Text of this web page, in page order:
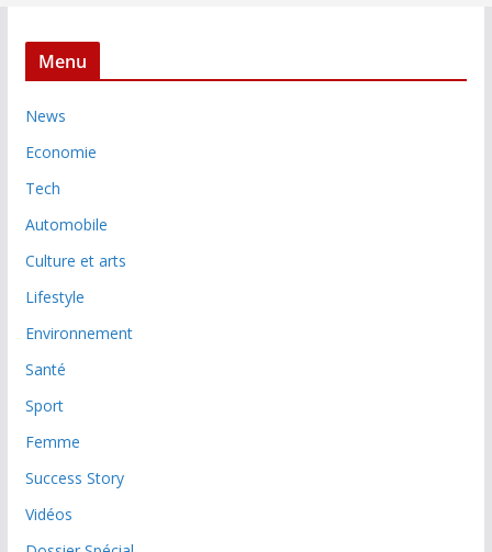
Menu
News
Economie
Tech
Automobile
Culture et arts
Lifestyle
Environnement
Santé
Sport
Femme
Success Story
Vidéos